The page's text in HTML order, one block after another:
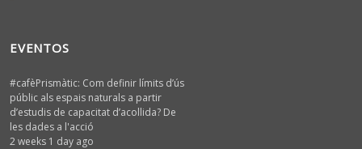
EVENTOS
#cafèPrismàtic: Com definir límits d’ús
públic als espais naturals a partir
d’estudis de capacitat d’acollida? De
les dades a l'acció
2 weeks 1 day ago